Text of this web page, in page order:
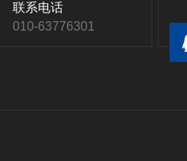
联系电话
010-63776301